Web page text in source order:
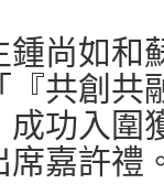
尚如和
共創共
功入圍
席嘉許禮